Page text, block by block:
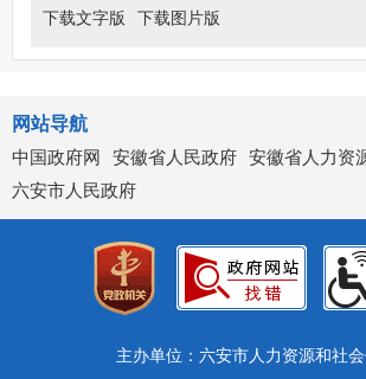
下载文字版 下载图片版
网站导航
中国政府网
安徽省人民政府 安徽省人力资
六安市人民政府
主办单位：六安市人力资源和社